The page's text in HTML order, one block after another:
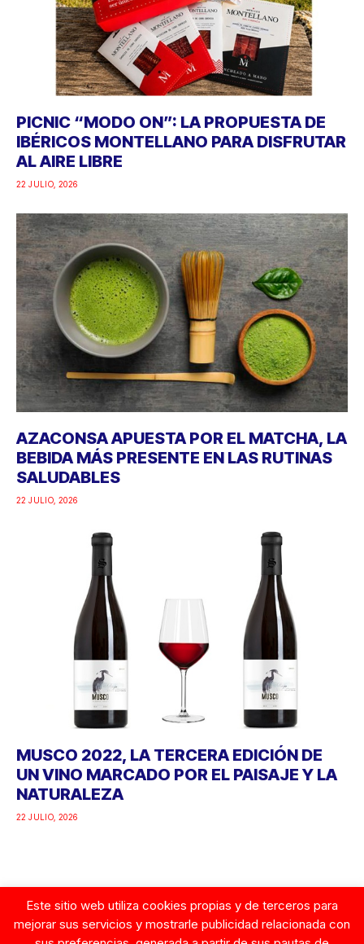
PICNIC “MODO ON”: LA PROPUESTA DE
IBÉRICOS MONTELLANO PARA DISFRUTAR
AL AIRE LIBRE
22 JULIO, 2026
AZACONSA APUESTA POR EL MATCHA, LA
BEBIDA MÁS PRESENTE EN LAS RUTINAS
SALUDABLES
22 JULIO, 2026
MUSCO 2022, LA TERCERA EDICIÓN DE
UN VINO MARCADO POR EL PAISAJE Y LA
NATURALEZA
22 JULIO, 2026
Google
Este sitio web utiliza cookies propias y de terceros para
mejorar sus servicios y mostrarle publicidad relacionada con